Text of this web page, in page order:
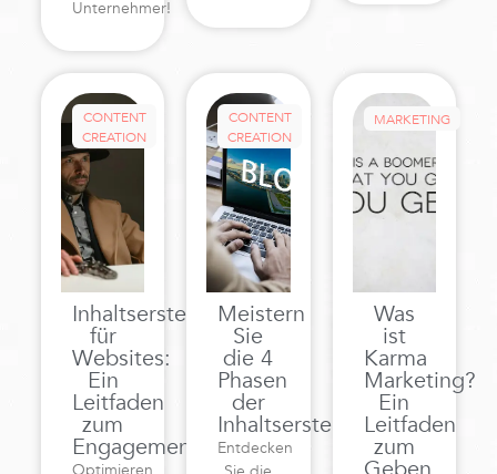
Unternehmer!
CONTENT
CREATION
Inhaltserstellung
für
Websites:
Ein
Leitfaden
zum
Engagement
CONTENT
CREATION
Meistern
Sie
die 4
Phasen
der
Inhaltserstellung
Entdecken
MARKETING
Was
ist
Karma
Marketing?
Ein
Leitfaden
zum